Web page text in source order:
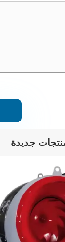
جديدة
المركزي ذات